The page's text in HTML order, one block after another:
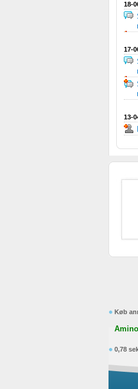
18-
17-
13-
Køb
0,78
Udvikle og forbedre tjenester
Bruge begrænsede
Bruge præcise geografiske
Identificere enheder baseret